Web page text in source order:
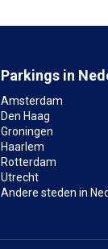
Parkings in
Amsterdam
Den Haag
Groningen
Haarlem
Rotterdam
Utrecht
Andere steden in